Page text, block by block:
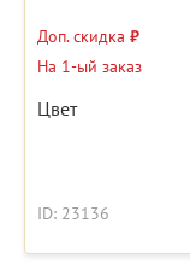
Доп. скидка ₽
На 1-ый заказ
Цвет
ID: 23136